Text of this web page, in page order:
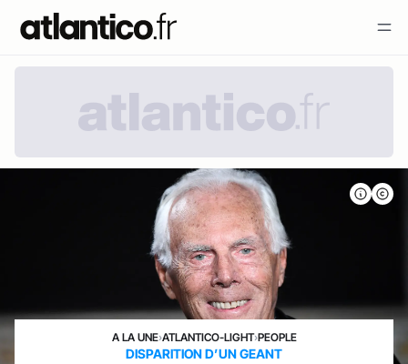
A LA UNE›ATLANTICO-LIGHT›PEOPLE
DISPARITION D’UN GEANT